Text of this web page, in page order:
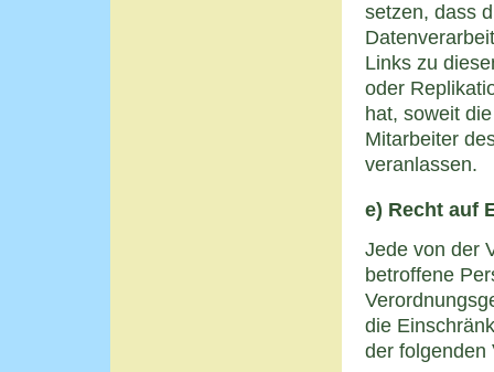
setzen, dass
Links zu
oder
hat, soweit
Mitarbeiter
veranlassen.
e) Recht auf
Jede von der
betroffene
die
der folgenden